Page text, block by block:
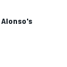
Alonso's